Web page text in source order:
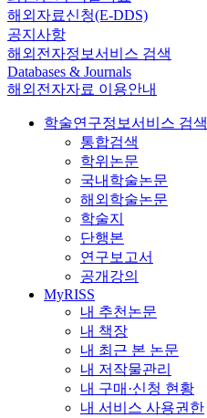
해외자료신청(E-DDS)
공지사항
해외전자정보서비스 검색
Databases & Journals
해외전자자료 이용안내
학술연구정보서비스 검색
통합검색
학위논문
국내학술논문
해외학술논문
학술지
단행본
연구보고서
공개강의
MyRISS
내 추천논문
내 책장
내 최근 본 논문
내 저작물관리
내 구매·신청 현황
내 서비스 사용권한